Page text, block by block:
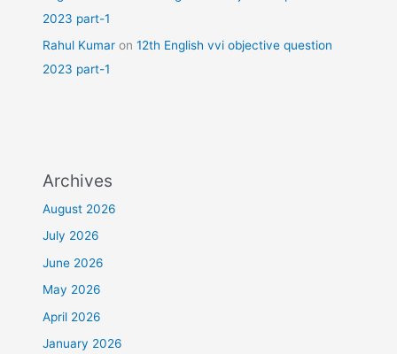
2023 part-1
Rahul Kumar on12th English vvi objective question
2023 part-1
Archives
August 2026
July 2026
June 2026
May 2026
April 2026
January 2026